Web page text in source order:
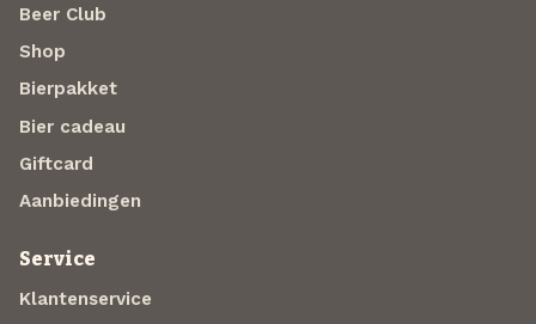
Beer Club
Shop
Bierpakket
Bier cadeau
Giftcard
Aanbiedingen
Service
Klantenservice